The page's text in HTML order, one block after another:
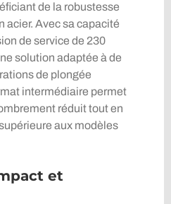
de la robustesse
acier. Avec sa capacité
de service de 230
solution adaptée à de
de plongée
intermédiaire permet
réduit tout en
aux modèles
et